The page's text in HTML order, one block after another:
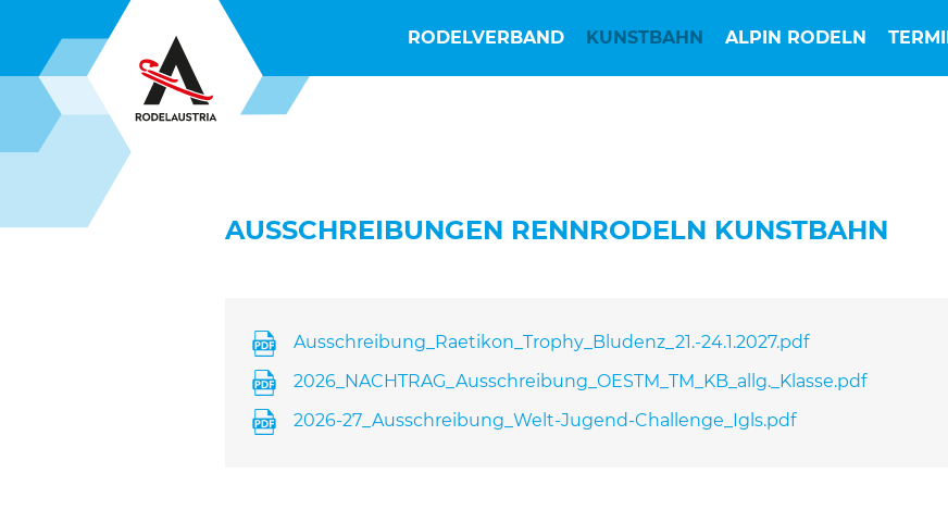
RODELVERBAND KUNSTBAHN ALPIN RODELN
AUSSCHREIBUNGEN RENNRODELN KUNSTBAHN
Ausschreibung_Raetikon_Trophy_Bludenz_21.-24.1.2027.pdf
2026_NACHTRAG_Ausschreibung_OESTM_TM_KB_allg._Klasse.pdf
2026-27_Ausschreibung_Welt-Jugend-Challenge_Igls.pdf